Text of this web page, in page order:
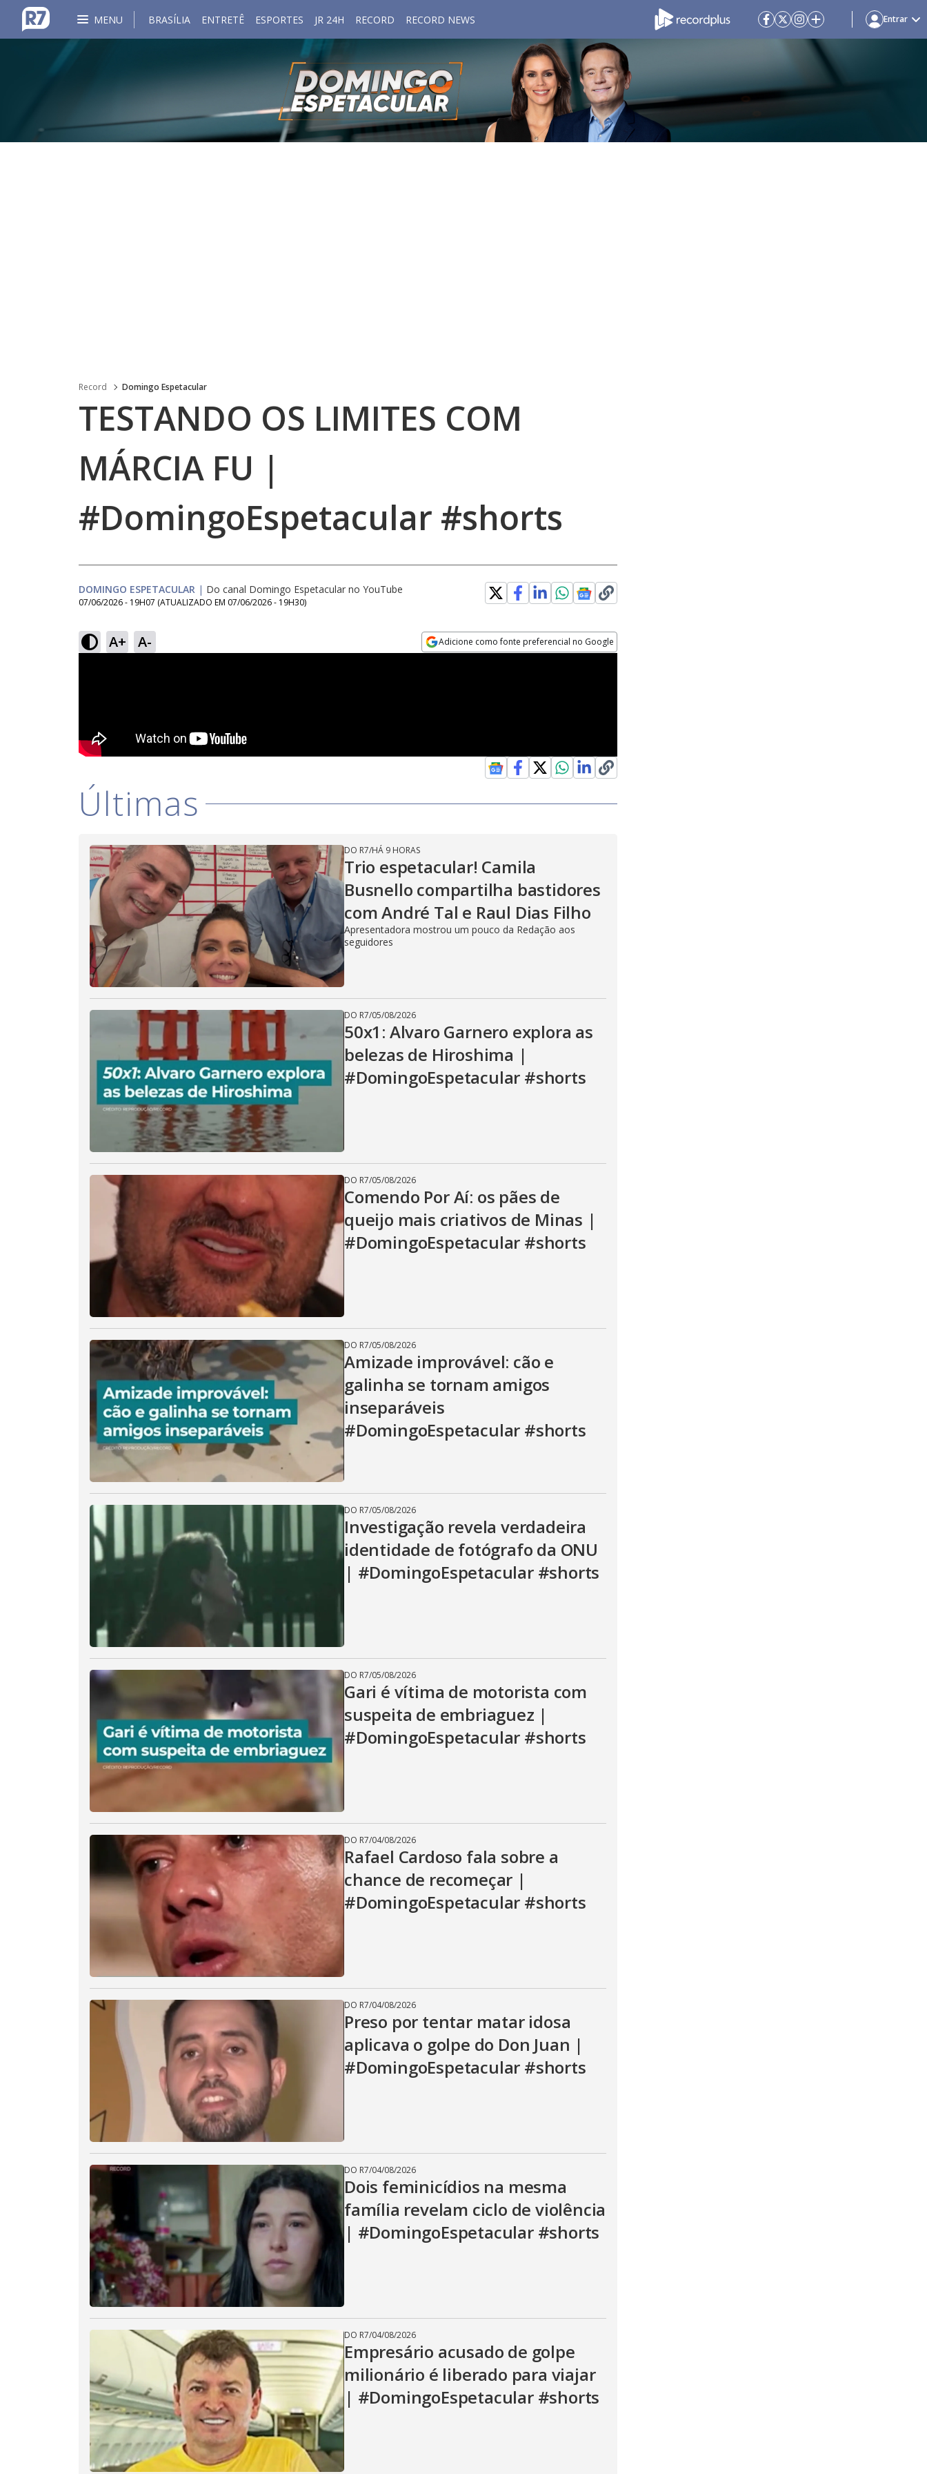
MENU BRASÍLIA ENTRETÊ ESPORTES JR 24H RECORD RECORD NEWS Entrar
Record Domingo Espetacular
TESTANDO OS LIMITES COM
MÁRCIA FU |
#DomingoEspetacular #shorts
DOMINGO ESPETACULAR | Do canal Domingo Espetacular no YouTube
07/06/2026 - 19H07 (ATUALIZADO EM 07/06/2026 - 19H30)
A+ A- Adicione como fonte preferencial no Google
Últimas
DO R7/HÁ 9 HORAS
Trio espetacular! Camila
Busnello compartilha bastidores
com André Tal e Raul Dias Filho
Apresentadora mostrou um pouco da Redação aos
seguidores
DO R7/05/08/2026
50x1: Alvaro Garnero explora as
belezas de Hiroshima |
#DomingoEspetacular #shorts
DO R7/05/08/2026
Comendo Por Aí: os pães de
queijo mais criativos de Minas |
#DomingoEspetacular #shorts
DO R7/05/08/2026
Amizade improvável: cão e
galinha se tornam amigos
inseparáveis
#DomingoEspetacular #shorts
DO R7/05/08/2026
Investigação revela verdadeira
identidade de fotógrafo da ONU
| #DomingoEspetacular #shorts
DO R7/05/08/2026
Gari é vítima de motorista com
suspeita de embriaguez |
#DomingoEspetacular #shorts
DO R7/04/08/2026
Rafael Cardoso fala sobre a
chance de recomeçar |
#DomingoEspetacular #shorts
DO R7/04/08/2026
Preso por tentar matar idosa
aplicava o golpe do Don Juan |
#DomingoEspetacular #shorts
DO R7/04/08/2026
Dois feminicídios na mesma
família revelam ciclo de violência
| #DomingoEspetacular #shorts
DO R7/04/08/2026
Empresário acusado de golpe
milionário é liberado para viajar
| #DomingoEspetacular #shorts